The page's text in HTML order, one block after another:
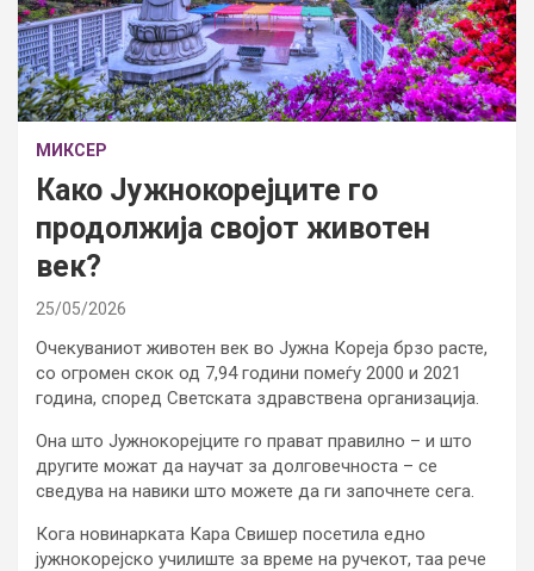
МИКСЕР
Како Јужнокорејците го
продолжија својот животен
век?
25/05/2026
Очекуваниот животен век во Јужна Кореја брзо расте,
со огромен скок од 7,94 години помеѓу 2000 и 2021
година, според Светската здравствена организација.
Она што Јужнокорејците го прават правилно – и што
другите можат да научат за долговечноста – се
сведува на навики што можете да ги започнете сега.
Кога новинарката Кара Свишер посетила едно
јужнокорејско училиште за време на ручекот, таа рече